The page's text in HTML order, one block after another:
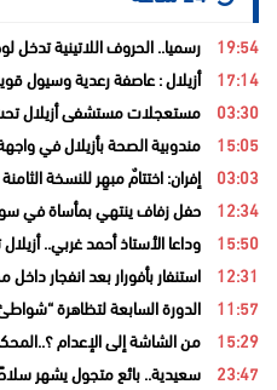
19:54 رسميا.. الحروف اللاتينية تدخل
17:14 أزيلال : عاصفة رعدية وسيول
03:30 مستعجلات مستشفى أزيلال
15:05 مندوبية الصحة بأزيلال في
03:03 إفران: اختتامٌ مبهِر للنسخة
12:34 حفل زفاف ينتهي بمأساة في سوق
15:50 وداعا الأستاذ أحمد غربي..
12:31 استنفار بأفورار بعد انفجار داخل محطة للمياه.. 29 حالة اختناق
11:57 الدورة السابعة لتظاهرة
15:29 من الشاشة إلى الإعدام
23:47 سعيدية.. بائع متجول يشهر